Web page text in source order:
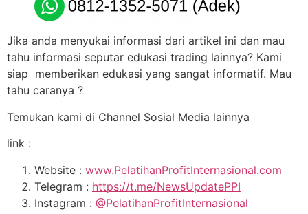
Jika anda menyukai informasi dari artikel ini dan mau
tahu informasi seputar edukasi trading lainnya? Kami
siap memberikan edukasi yang sangat informatif. Mau
tahu caranya ?
Temukan kami di Channel Sosial Media lainnya
link :
Website : www.PelatihanProfitInternasional.com
Telegram : https://t.me/NewsUpdatePPI
Instagram : @PelatihanProfitInternasional